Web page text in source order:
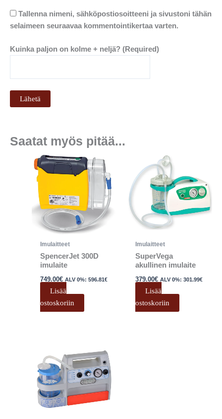
Tallenna nimeni, sähköpostiosoitteeni ja sivustoni tähän
selaimeen seuraavaa kommentointikertaa varten.
Kuinka paljon on kolme + neljä? (Required)
Saatat myös pitää...
Imulaitteet
SpencerJet 300D
imulaite
749.00€ ALV 0%:596.81€
Lisää
ostoskoriin
Imulaitteet
SuperVega
akullinen imulaite
379.00€ ALV 0%:301.99€
Lisää
ostoskoriin
-
599.00€
tuotteella
on
useampi
muunnelma.
Voit